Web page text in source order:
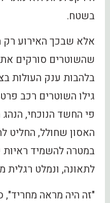
בשטח.
אלא שבכך האירוע רק
שהשוטרים סורקים את
בלהבות ענק העולות
גילו השוטרים רכב
פי החשד הנוכחי,
האסון שחולל, החליט
במטרה להשמיד ראיות
לתאונה, ונמלט רגלית
"זה היה מראה מחריד",